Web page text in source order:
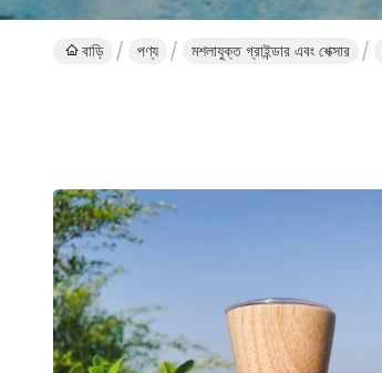
বাড়ি পণ্য মশলাযুক্ত গ্রাইন্ডার এবং শেক্সার